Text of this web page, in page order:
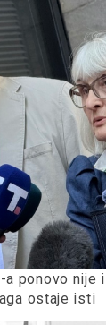
ponovo nije
ostaje isti